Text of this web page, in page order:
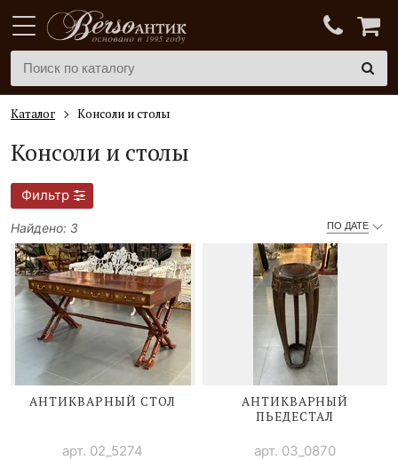
Каталог Консоли и столы
Консоли и столы
Фильтр
ПО ДАТЕ
Найдено: 3
АНТИКВАРНЫЙ СТОЛ
арт. 02_5274
АНТИКВАРНЫЙ
ПЬЕДЕСТАЛ
арт. 03_0870